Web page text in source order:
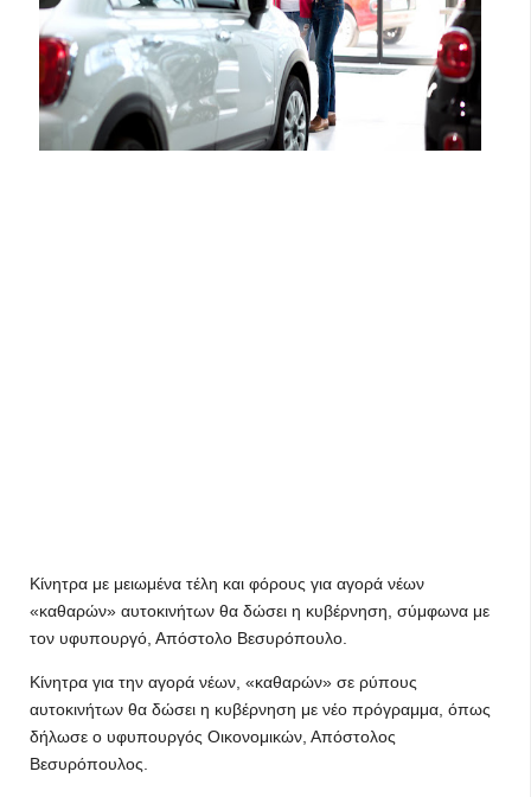
Κίνητρα με μειωμένα τέλη και φόρους για αγορά νέων
«καθαρών» αυτοκινήτων θα δώσει η κυβέρνηση, σύμφωνα με
τον υφυπουργό, Απόστολο Βεσυρόπουλο.
Κίνητρα για την αγορά νέων, «καθαρών» σε ρύπους
αυτοκινήτων θα δώσει η κυβέρνηση με νέο πρόγραμμα, όπως
δήλωσε ο υφυπουργός Οικονομικών, Απόστολος
Βεσυρόπουλος.